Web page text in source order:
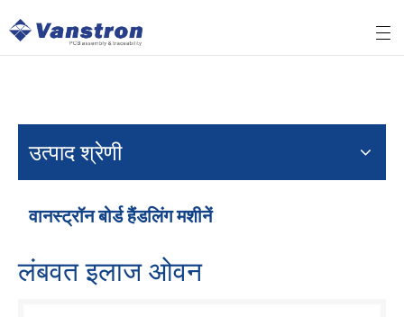
उत्पाद श्रेणी
वानस्ट्रॉन बोर्ड हैंडलिंग मशीनें
लंबवत इलाज ओवन